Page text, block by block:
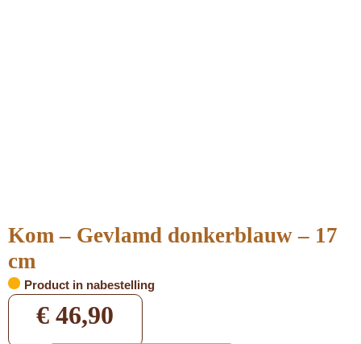
Kom – Gevlamd donkerblauw – 17
cm
Product in nabestelling
€ 46,90